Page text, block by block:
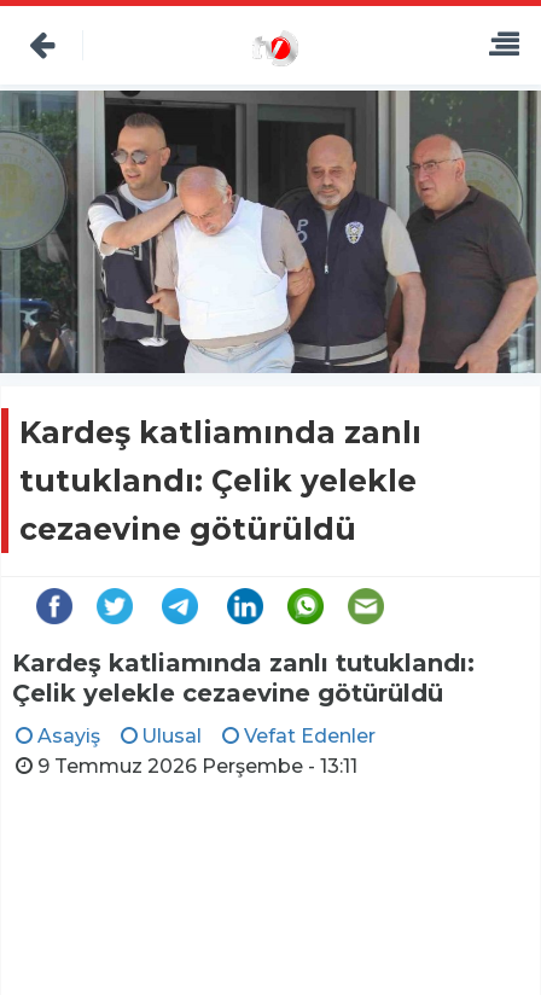
Kardeş katliamında zanlı
tutuklandı: Çelik yelekle
cezaevine götürüldü
Kardeş katliamında zanlı tutuklandı:
Çelik yelekle cezaevine götürüldü
Asayiş Ulusal
Vefat Edenler
9 Temmuz 2026 Perşembe - 13:11